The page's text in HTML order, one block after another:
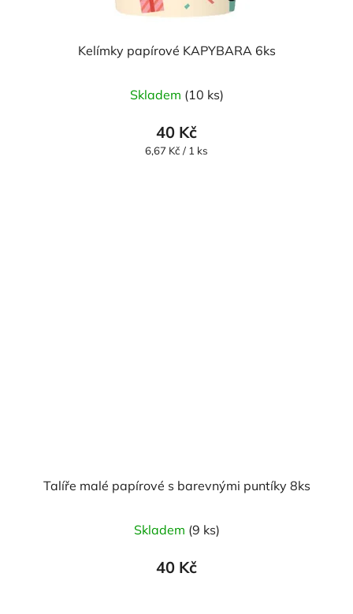
Kelímky papírové KAPYBARA 6ks
Skladem (10 ks)
40 Kč
Měrná
6,67 Kč / 1 ks
Talíře malé papírové s barevnými puntíky 8ks
Skladem (9 ks)
40 Kč